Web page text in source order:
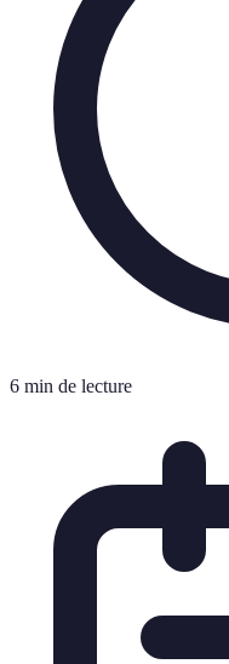
6 min de lecture